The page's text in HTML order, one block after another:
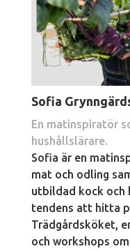
Sofia
En matinspiratör
hushållslärare.
Sofia är en
mat och odling
utbildad kock och
tendens att hitta
Trädgårdsköket,
och workshops